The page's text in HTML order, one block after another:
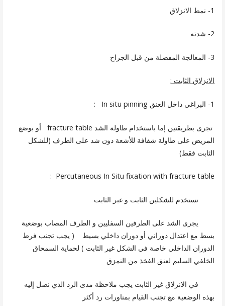
1- نمط الانزلاق
2- شدته
3- المعالجة المفضلة من قبل الجراح
الانزلاق الثابت :
1- البراغي داخل العنق In situ pinning :
تجرى بطريقتين إما باستخدام طاولة الشد fracture table أو بوضع
المريض على طاولة شفافة للأشعة دون شد على الطرف (للشكل
الثابت فقط)
Percutaneous In Situ fixation with fracture table :
تستخدم للشكلين الثابت و غبر الثابت
يجرى الشد على الطرفين السفليين و الطرف المصاب بوضعية
بسط مع اعتدال دوراني أو دوران داخلي بسيط ( يجب تجنب فرط
الدوران الداخلي خاصة في الشكل غير الثابت ) لحماية السمحاق
الخلفي السليم لعنق الفخذ من التمزق
في الانزلاق غير الثابت يجب ملاحظة مدى الرد الذي نصل إليه
بهذه الوضعية مع تجنب القيام بمناورات رد أكثر